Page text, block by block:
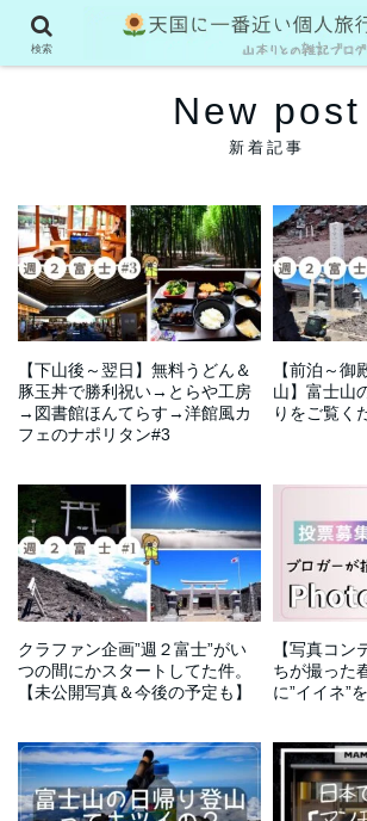
New post
【下山後～翌日】無料うどん＆
豚玉丼で勝利祝い→とらや工房
→図書館ほんてらす→洋館風カ
フェのナポリタン#3
【前泊～御
山】富士山
りをご覧く
クラファン企画”週２富士”がい
つの間にかスタートしてた件。
【未公開写真＆今後の予定も】
【写真コン
ちが撮った
に”イイネ”
検索